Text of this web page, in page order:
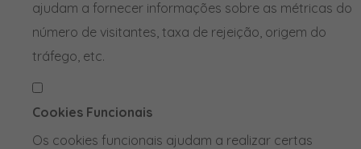
ajudam a fornecer informações sobre as métricas do
número de visitantes, taxa de rejeição, origem do
tráfego, etc.
Cookies Funcionais
Os cookies funcionais ajudam a realizar certas